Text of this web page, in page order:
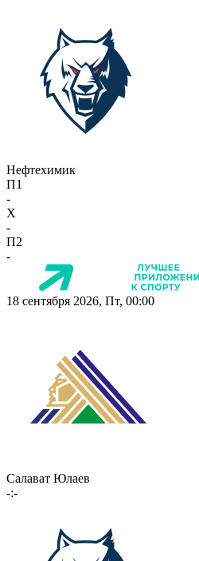
Нефтехимик
П1
-
X
-
П2
-
18 сентября 2026, Пт, 00:00
Салават Юлаев
-:-